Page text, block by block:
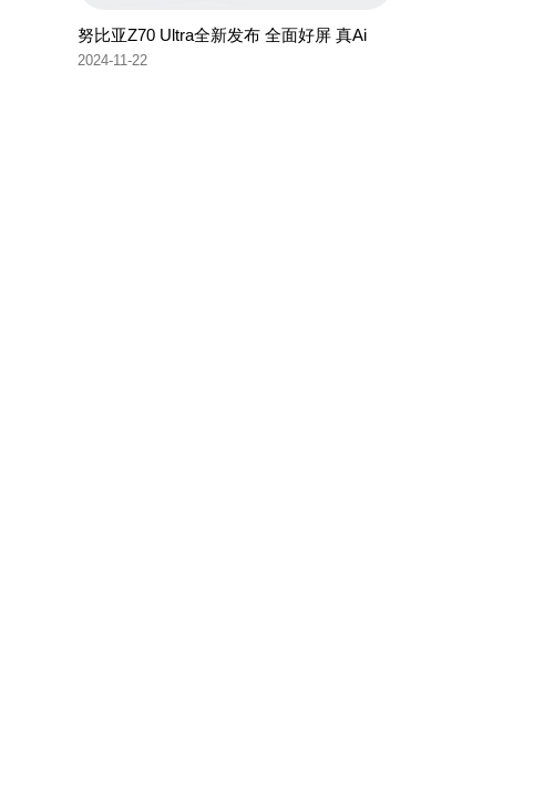
努比亚Z70 Ultra全新发布 全面好屏 真Ai
2024-11-22